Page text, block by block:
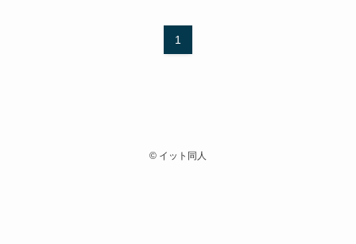
1
© イット同人